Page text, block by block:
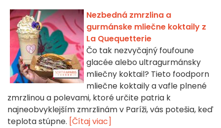
Nezbedná zmrzlina a
gurmánske mliečne koktaily z
La Quequetterie
Čo tak nezvyčajný foufoune
glacée alebo ultragurmánsky
mliečny koktail? Tieto foodporn
mliečne koktaily a vafle plnené
zmrzlinou a polevami, ktoré určite patria k
najneobvyklejším zmrzlinám v Paríži, vás potešia, keď
teplota stúpne. [Čítaj viac]